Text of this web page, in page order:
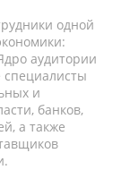
одной
аудитории
специалисты
и
банков,
а также